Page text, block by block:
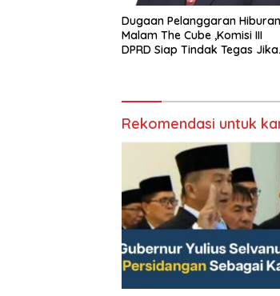
Dugaan Pelanggaran Hiburan
Malam The Cube ,Komisi III
DPRD Siap Tindak Tegas Jika
Rekomendasi untuk